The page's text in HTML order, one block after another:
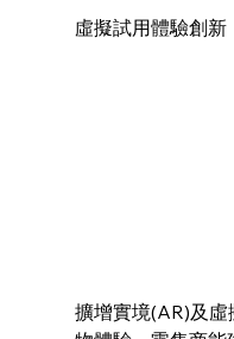
虛擬試用體驗創新
擴增實境(AR)及